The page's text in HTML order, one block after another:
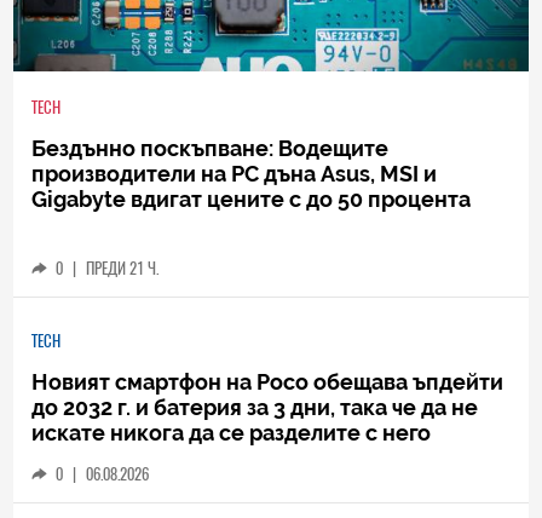
TECH
Бездънно поскъпване: Водещите
производители на РС дъна Asus, MSI и
Gigabyte вдигат цените с до 50 процента
0 | ПРЕДИ 21 Ч.
TECH
Новият смартфон на Poco обещава ъпдейти
до 2032 г. и батерия за 3 дни, така че да не
искате никога да се разделите с него
0 | 06.08.2026